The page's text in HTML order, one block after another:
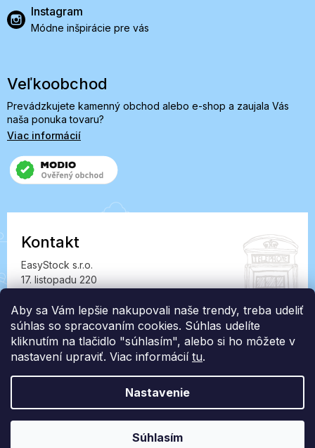
Aby sa Vám lepšie nakupovali naše trendy, treba udeliť
súhlas so spracovaním cookies. Súhlas udelíte
kliknutím na tlačidlo "súhlasím", alebo si ho môžete v
nastavení upraviť. Viac informácií tu.
Nastavenie
Súhlasím
Instagram
Módne inšpirácie pre vás
Veľkoobchod
Prevádzkujete kamenný obchod alebo e-shop a zaujala Vás
naša ponuka tovaru?
Viac informácií
Kontakt
EasyStock s.r.o.
17. listopadu 220
IČ: 07727402, DIČ: CZ07727402
info@londonclub.sk